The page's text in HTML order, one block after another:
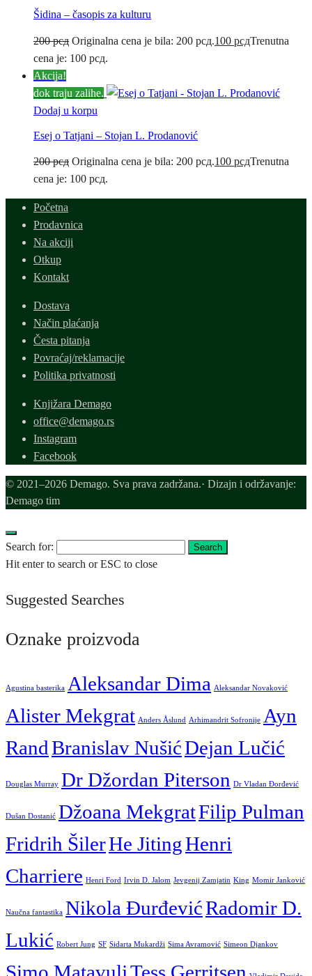
Šidina – časopis za kulturu
200рсд Originalna cena je bila: 200 рсд.100 рсдTrenutna
cena je: 100 рсд.
Akcija!
dok traju zalihe.
Dodaj u korpu
Esej o Tatjani – Stojan L. Prodanović
200рсд Originalna cena je bila: 200 рсд.100 рсдTrenutna
cena je: 100 рсд.
Početna
Prodavnica
Na akciji
Otkup
Kontakt
Dostava
Način plaćanja
Česta pitanja
Povraćaj/reklamacije
Politika privatnosti
Knjižara Demago
office@demago.rs
Instagram
Facebook
© 2021–2026 Demago. Sva prava zadržana.· Dizajn i održavanje:
Demago tim
Search for: Search
Hit enter to search or ESC to close
Suggested Searches
Oznake proizvoda
Agustina basterika Aleksandar Dima Aleksandar Novaković
Alister Mekgrat Anders Åslund Arhimandrit Sofronije Ayn
RandBranislav NušićDejan Lučić
Douglas Murray Dr Džordan Piterson Dr Vladan Đorđević
Dušan Dostanić Džoana MekgratFilip Pulman
Fridrih ŠilerHe JitingHenri
Charriere Henri Ford Irvin D. Jalom Jevgenij Zamjatin King Momir Janković
Naučna fantastika Nikola ĐurđevićRadomir D.
Lukić Robert Jung SF Sidarta Mukardži Sima Avramović Simeon Djankov